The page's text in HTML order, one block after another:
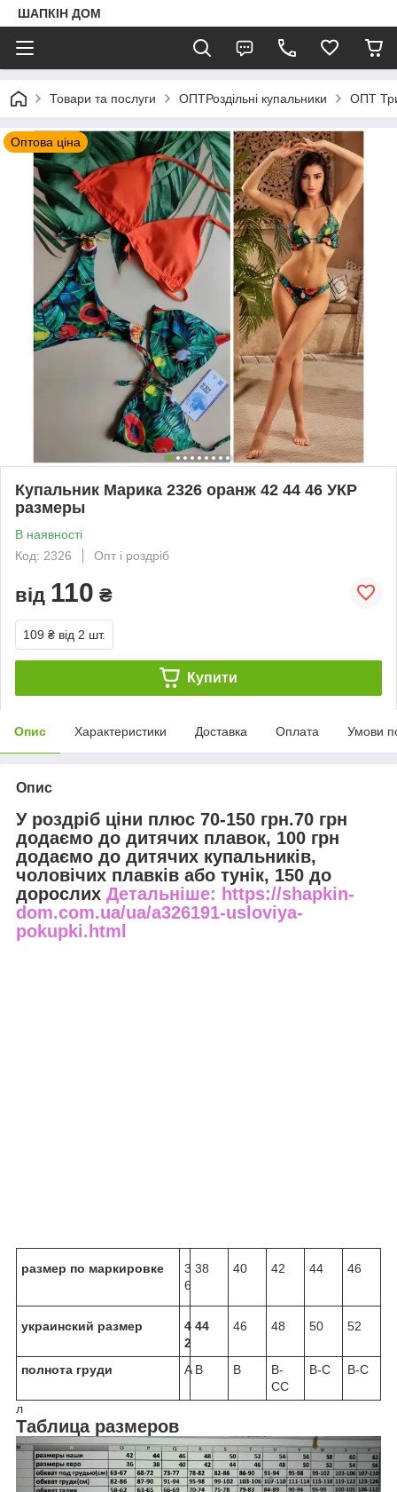
ШАПКIН ДОМ
Товари та послуги ОПТРоздільні купальники ОПТ
Оптова ціна
Купальник Марика 2326 оранж 42 44 46 УКР
размеры
В наявності
Код: 2326
Опт і роздріб
від 110 ₴
109 ₴ від 2 шт.
Купити
Опис Характеристики Доставка Оплата Умови
Опис
У роздріб ціни плюс 70-150 грн.70 грн
додаємо до дитячих плавок, 100 грн
додаємо до дитячих купальників,
чоловічих плавків або тунік, 150 до
дорослих Детальніше: https://shapkin-
dom.com.ua/ua/a326191-usloviya-
pokupki.html
размер по маркировке
3
6
38 40 42 44 46
украинский размер
4
2
44 46 48 50 52
полнота груди A B B
B-
CC
B-C B-C
л
Таблица размеров